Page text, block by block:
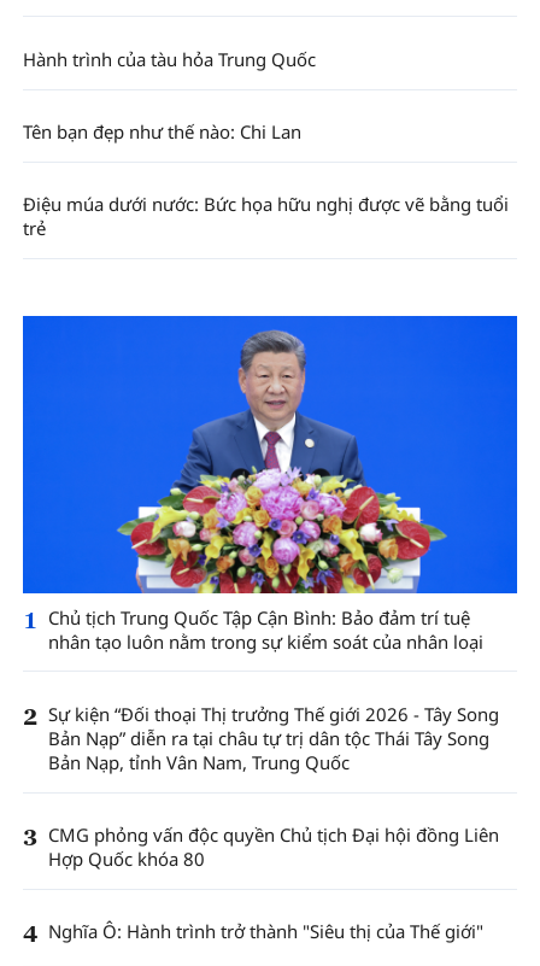
Hành trình của tàu hỏa Trung Quốc
Tên bạn đẹp như thế nào: Chi Lan
Điệu múa dưới nước: Bức họa hữu nghị được vẽ bằng tuổi
trẻ
1
Chủ tịch Trung Quốc Tập Cận Bình: Bảo đảm trí tuệ
nhân tạo luôn nằm trong sự kiểm soát của nhân loại
2 Sự kiện “Đối thoại Thị trưởng Thế giới 2026 - Tây Song
Bản Nạp” diễn ra tại châu tự trị dân tộc Thái Tây Song
Bản Nạp, tỉnh Vân Nam, Trung Quốc
3 CMG phỏng vấn độc quyền Chủ tịch Đại hội đồng Liên
Hợp Quốc khóa 80
4 Nghĩa Ô: Hành trình trở thành "Siêu thị của Thế giới"